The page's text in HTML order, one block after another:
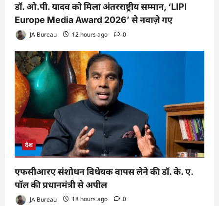
डॉ. ओ.पी. यादव को मिला अंतरराष्ट्रीय सम्मान, ‘LIPI
Europe Media Award 2026’ से नवाज़े गए
JA Bureau 12 hours ago 0
देश
एफसीआरए संशोधन विधेयक वापस लेने की डॉ. के. ए.
पॉल की प्रधानमंत्री से अपील
JA Bureau 18 hours ago 0